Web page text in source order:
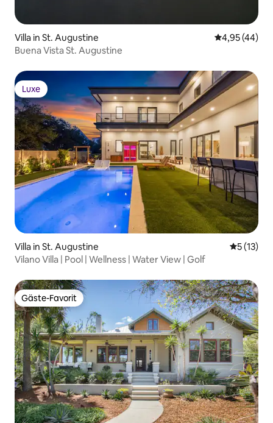
Villa in St. Augustine
4,95 (44)
Buena Vista St. Augustine
Luxe
Luxe
Villa in St. Augustine
5 (13)
Vilano Villa | Pool | Wellness | Water View | Golf
Gäste-Favorit
Gäste-Favorit